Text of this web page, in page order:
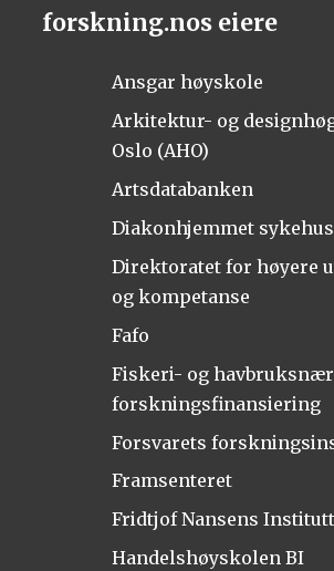
forskning.nos eiere
Ansgar høyskole
Arkitektur- og
Oslo (AHO)
Artsdatabanken
Diakonhjemmet sykehus
Direktoratet for høyere
og kompetanse
Fafo
Fiskeri- og
forskningsfinansiering
Forsvarets
Framsenteret
Fridtjof Nansens Institutt
Handelshøyskolen BI